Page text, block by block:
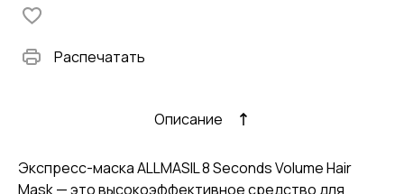
Распечатать
Описание
Экспресс-маска ALLMASIL 8 Seconds Volume Hair
Mask — это высокоэффективное средство для